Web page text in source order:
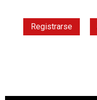
Registrarse